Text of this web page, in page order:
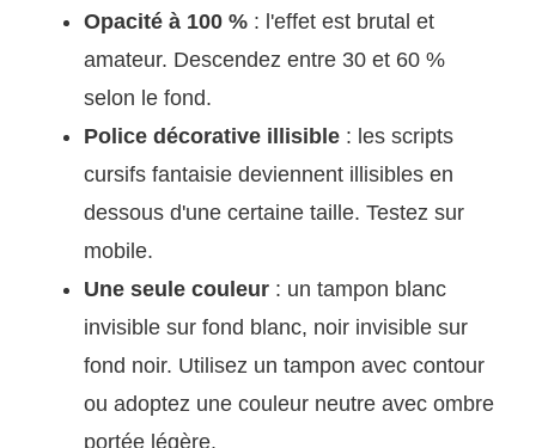
Opacité à 100 % : l'effet est brutal et
amateur. Descendez entre 30 et 60 %
selon le fond.
Police décorative illisible : les scripts
cursifs fantaisie deviennent illisibles en
dessous d'une certaine taille. Testez sur
mobile.
Une seule couleur : un tampon blanc
invisible sur fond blanc, noir invisible sur
fond noir. Utilisez un tampon avec contour
ou adoptez une couleur neutre avec ombre
portée légère.